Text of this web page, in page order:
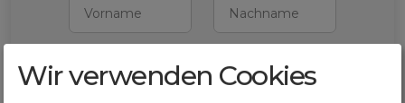
Vorname Nachname
E-Mail
Wir verwenden Cookies